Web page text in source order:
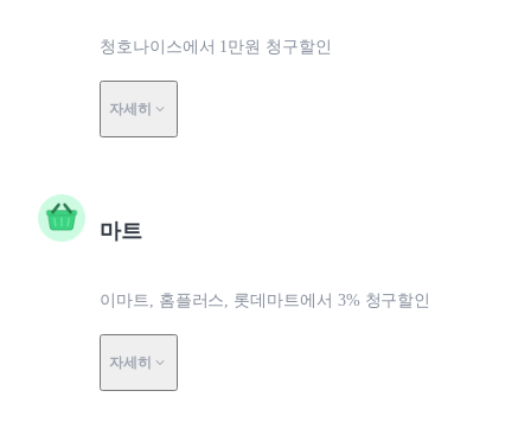
청호나이스에서 1만원 청구할인
자세히
마트
이마트, 홈플러스, 롯데마트에서 3% 청구할인
자세히